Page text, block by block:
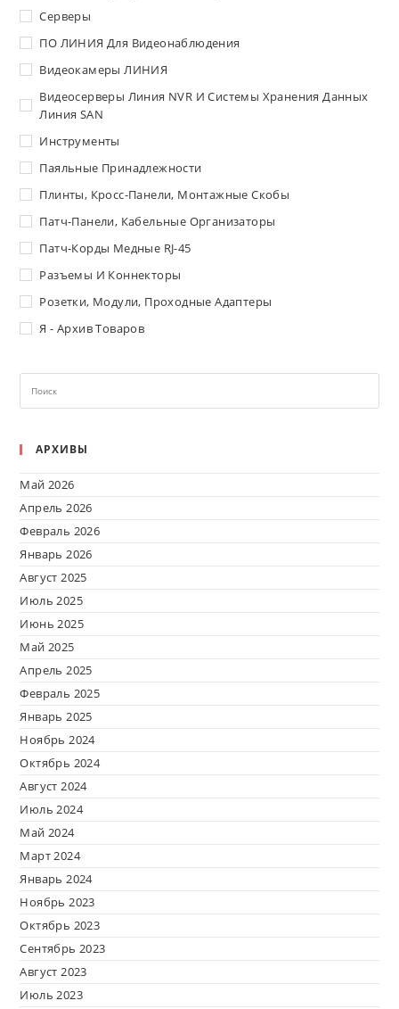
Серверы
ПО ЛИНИЯ Для Видеонаблюдения
Видеокамеры ЛИНИЯ
Видеосерверы Линия NVR И Системы Хранения Данных
Линия SAN
Инструменты
Паяльные Принадлежности
Плинты, Кросс-Панели, Монтажные Скобы
Патч-Панели, Кабельные Организаторы
Патч-Корды Медные RJ-45
Разъемы И Коннекторы
Розетки, Модули, Проходные Адаптеры
Я - Архив Товаров
АРХИВЫ
Май 2026
Апрель 2026
Февраль 2026
Январь 2026
Август 2025
Июль 2025
Июнь 2025
Май 2025
Апрель 2025
Февраль 2025
Январь 2025
Ноябрь 2024
Октябрь 2024
Август 2024
Июль 2024
Май 2024
Март 2024
Январь 2024
Ноябрь 2023
Октябрь 2023
Сентябрь 2023
Август 2023
Июль 2023